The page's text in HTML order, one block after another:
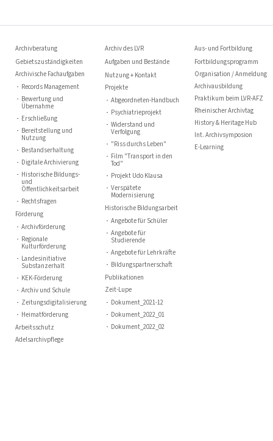
Archivberatung
Gebietszuständigkeiten
Archivische Fachaufgaben
Records Management
Bewertung und
Übernahme
Erschließung
Bereitstellung und
Nutzung
Bestandserhaltung
Digitale Archivierung
Historische Bildungs-
und
Öffentlichkeitsarbeit
Rechtsfragen
Förderung
Archivförderung
Regionale
Kulturförderung
Landesinitiative
Substanzerhalt
KEK-Förderung
Archiv und Schule
Zeitungsdigitalisierung
Heimatförderung
Arbeitsschutz
Adelsarchivpflege
Archiv des LVR
Aufgaben und Bestände
Nutzung + Kontakt
Projekte
Abgeordneten-Handbuch
Psychiatrieprojekt
Widerstand und
Verfolgung
"Riss durchs Leben"
Film "Transport in den
Tod"
Projekt Udo Klausa
Verspätete
Modernisierung
Historische Bildungsarbeit
Angebote für Schüler
Angebote für
Studierende
Angebote für Lehrkräfte
Bildungspartnerschaft
Publikationen
Zeit-Lupe
Dokument_2021-12
Dokument_2022_01
Dokument_2022_02
Aus- und Fortbildung
Fortbildungsprogramm
Organisation / Anmeldung
Archivausbildung
Praktikum beim LVR-AFZ
Rheinischer Archivtag
History & Heritage Hub
Int. Archivsymposion
E-Learning